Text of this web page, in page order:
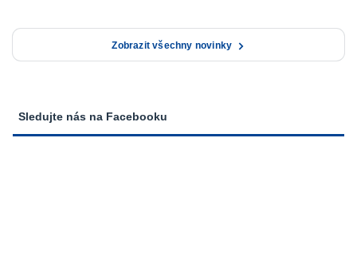
Zobrazit všechny novinky
Sledujte nás na Facebooku